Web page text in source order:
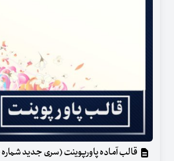
قالب آماده پاورپوینت (سری جدید شماره 5 )